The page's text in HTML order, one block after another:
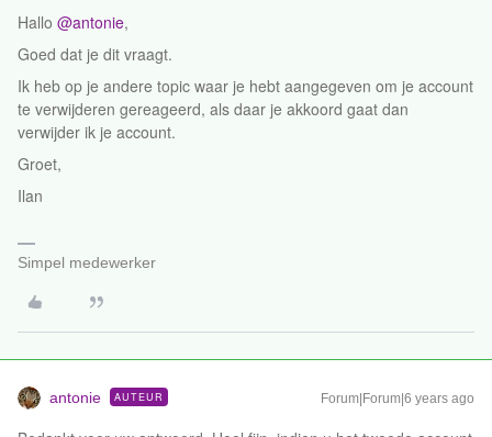
Hallo @antonie,
Goed dat je dit vraagt.
Ik heb op je andere topic waar je hebt aangegeven om je account
te verwijderen gereageerd, als daar je akkoord gaat dan
verwijder ik je account.
Groet,
Ilan
Simpel medewerker
antonie AUTEUR Forum|Forum|6 years ago